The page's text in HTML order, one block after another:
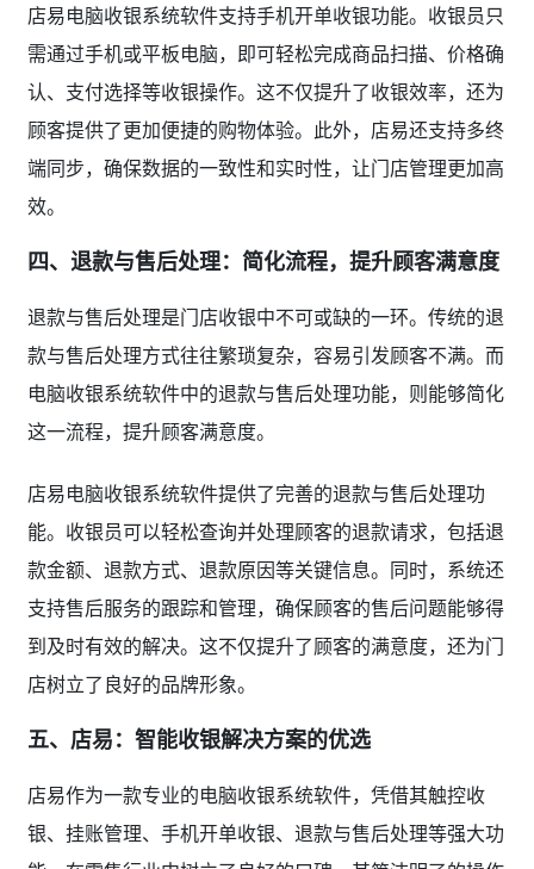
店易电脑收银系统软件支持手机开单收银功能。收银员只
需通过手机或平板电脑，即可轻松完成商品扫描、价格确
认、支付选择等收银操作。这不仅提升了收银效率，还为
顾客提供了更加便捷的购物体验。此外，店易还支持多终
端同步，确保数据的一致性和实时性，让门店管理更加高
效。
四、退款与售后处理：简化流程，提升顾客满意度
退款与售后处理是门店收银中不可或缺的一环。传统的退
款与售后处理方式往往繁琐复杂，容易引发顾客不满。而
电脑收银系统软件中的退款与售后处理功能，则能够简化
这一流程，提升顾客满意度。
店易电脑收银系统软件提供了完善的退款与售后处理功
能。收银员可以轻松查询并处理顾客的退款请求，包括退
款金额、退款方式、退款原因等关键信息。同时，系统还
支持售后服务的跟踪和管理，确保顾客的售后问题能够得
到及时有效的解决。这不仅提升了顾客的满意度，还为门
店树立了良好的品牌形象。
五、店易：智能收银解决方案的优选
店易作为一款专业的电脑收银系统软件，凭借其触控收
银、挂账管理、手机开单收银、退款与售后处理等强大功